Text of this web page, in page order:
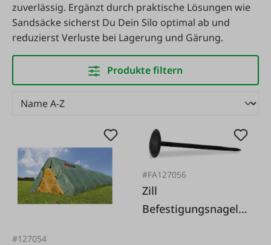
zuverlässig. Ergänzt durch praktische Lösungen wie
Sandsäcke sicherst Du Dein Silo optimal ab und
reduzierst Verluste bei Lagerung und Gärung.
Produkte filtern
#127054
#FA127056
Zill
Befestigungsnagel